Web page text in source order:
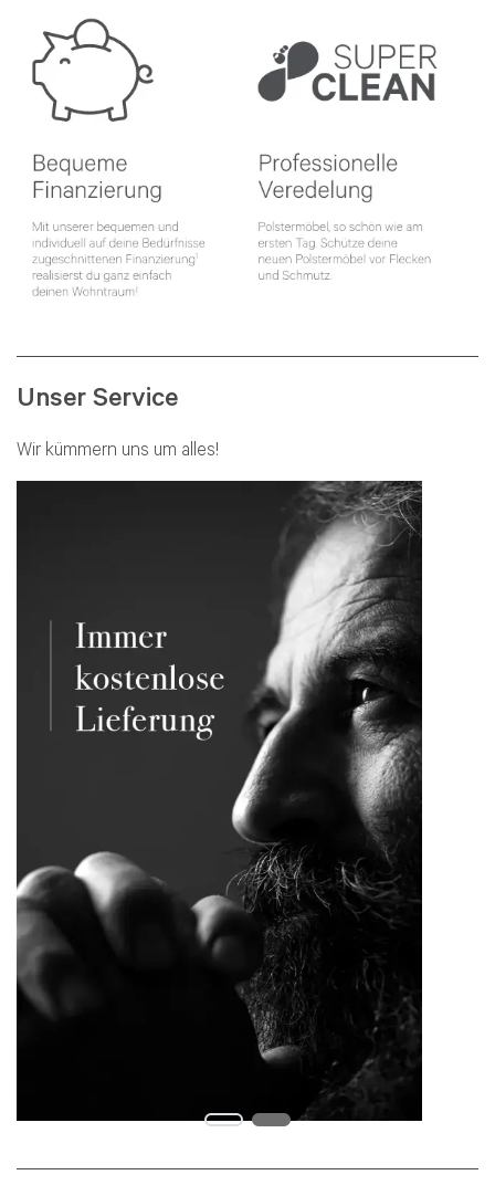
Unser Service
Wir kümmern uns um alles!
Beratung per E-Mail
Haben Sie noch Fragen? Sie können uns Ihr
Anliegen auch gerne per Email senden:
Service@kabs.de
Alternativ steht Ihnen das Kontaktformular zur
Verfügung. Hier erreicht Ihr Anliegen direkt den
perfekten Ansprechpartner. Bequemer geht’s
Uns erreichen gerade sehr viele Anfragen auf
allen Kontaktkanälen. Deshalb dauert die
Beantwortung Deiner Anfrage länger. Wir
geben alles, um Dein Anliegen so schnell wie
möglich zu beantworten und bitten Dich um
Geduld. Falls du bereits eine E-Mail geschrieben
hast, werden wir Dir selbstverständlich
antworten, eine weitere Anfrage ist nicht